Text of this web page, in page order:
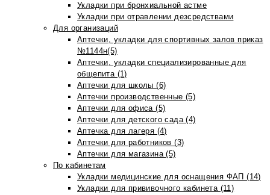
Укладки при бронхиальной астме
Укладки при отравлении дезсредствами
Для организаций
Аптечки, укладки для спортивных залов приказ
№1144н(5)
Аптечки, укладки специализированные для
общепита (1)
Аптечки для школы (6)
Аптечки производственные (5)
Аптечки для офиса (5)
Аптечки для детского сада (4)
Аптечка для лагеря (4)
Аптечки для работников (3)
Аптечки для магазина (5)
По кабинетам
Укладки медицинские для оснащения ФАП (14)
Укладки для прививочного кабинета (11)